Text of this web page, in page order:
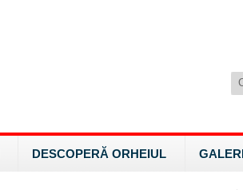
DESCOPERĂ ORHEIUL